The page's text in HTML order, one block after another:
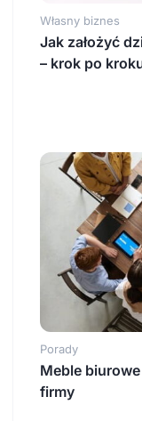
Własny biznes
Jak założyć
– krok po
Porady
Meble
firmy